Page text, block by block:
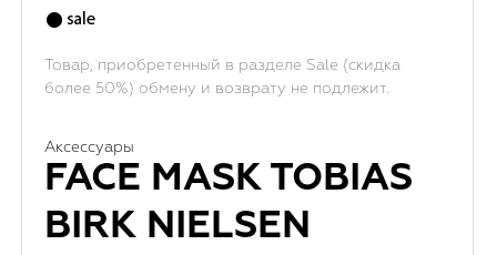
Товар, приобретенный в разделе Sale (скидка
более 50%) обмену и возврату не подлежит.
Аксессуары
FACE MASK TOBIAS
BIRK NIELSEN